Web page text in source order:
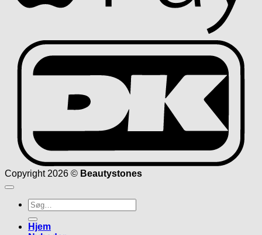
Copyright 2026 © Beautystones
Søg
efter:
Hjem